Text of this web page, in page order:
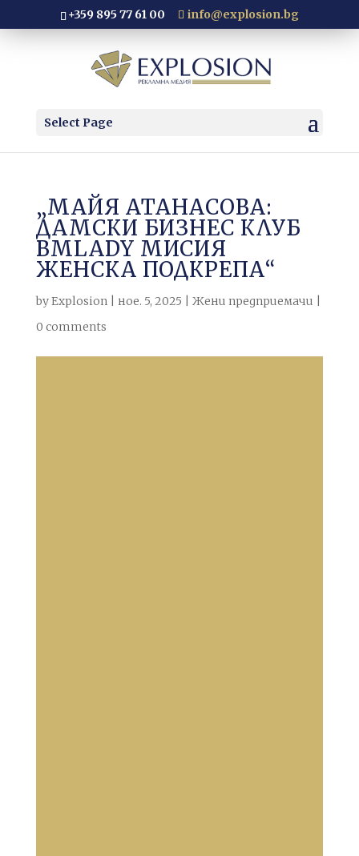
+359 895 77 61 00 info@explosion.bg
Select Page
„МАЙЯ АТАНАСОВА:
ДАМСКИ БИЗНЕС КЛУБ
BMLADY МИСИЯ
ЖЕНСКА ПОДКРЕПА“
byExplosion| ное. 5, 2025 Жени предприемачи
0 comments